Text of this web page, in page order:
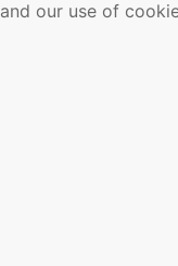
and our use of